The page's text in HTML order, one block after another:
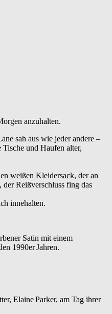
anzuhalten.
sah aus wie jeder andere –
Tische und Haufen alter,
weißen Kleidersack, der an
Reißverschluss fing das
innehalten.
Satin mit einem
1990er Jahren.
Elaine Parker, am Tag ihrer